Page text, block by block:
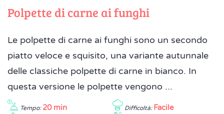
Polpette di carne ai funghi
Le polpette di carne ai funghi sono un secondo
piatto veloce e squisito, una variante autunnale
delle classiche polpette di carne in bianco. In
questa versione le polpette vengono ...
Tempo: 20 min Difficoltà: Facile